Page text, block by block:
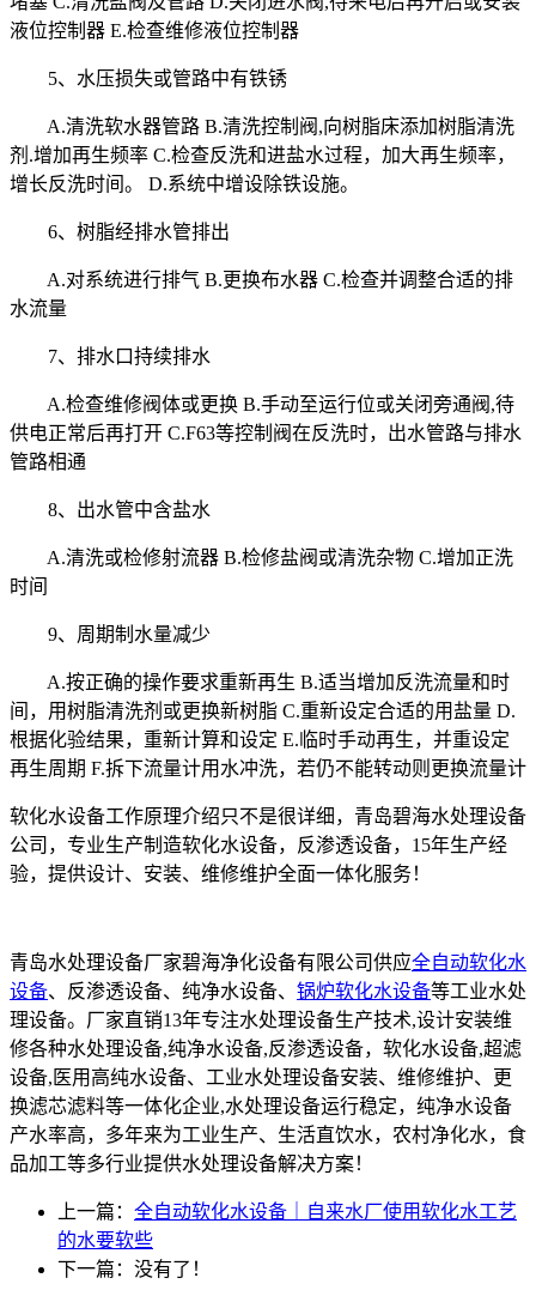
液位控制器 E.检查维修液位控制器
5、水压损失或管路中有铁锈
A.清洗软水器管路 B.清洗控制阀,向树脂床添加树脂清洗
剂.增加再生频率 C.检查反洗和进盐水过程，加大再生频率，
增长反洗时间。 D.系统中增设除铁设施。
6、树脂经排水管排出
A.对系统进行排气 B.更换布水器 C.检查并调整合适的排
水流量
7、排水口持续排水
A.检查维修阀体或更换 B.手动至运行位或关闭旁通阀,待
供电正常后再打开 C.F63等控制阀在反洗时，出水管路与排水
管路相通
8、出水管中含盐水
A.清洗或检修射流器 B.检修盐阀或清洗杂物 C.增加正洗
时间
9、周期制水量减少
A.按正确的操作要求重新再生 B.适当增加反洗流量和时
间，用树脂清洗剂或更换新树脂 C.重新设定合适的用盐量 D.
根据化验结果，重新计算和设定 E.临时手动再生，并重设定
再生周期 F.拆下流量计用水冲洗，若仍不能转动则更换流量计
软化水设备工作原理介绍只不是很详细，青岛碧海水处理设备
公司，专业生产制造软化水设备，反渗透设备，15年生产经
验，提供设计、安装、维修维护全面一体化服务！
青岛水处理设备厂家碧海净化设备有限公司供应全自动软化水
设备、反渗透设备、纯净水设备、 锅炉软化水设备等工业水处
理设备。厂家直销13年专注水处理设备生产技术,设计安装维
修各种水处理设备,纯净水设备,反渗透设备，软化水设备,超滤
设备,医用高纯水设备、工业水处理设备安装、维修维护、更
换滤芯滤料等一体化企业,水处理设备运行稳定，纯净水设备
产水率高，多年来为工业生产、生活直饮水，农村净化水，食
品加工等多行业提供水处理设备解决方案！
上一篇： 全自动软化水设备｜自来水厂使用软化水工艺
的水要软些
下一篇：没有了！